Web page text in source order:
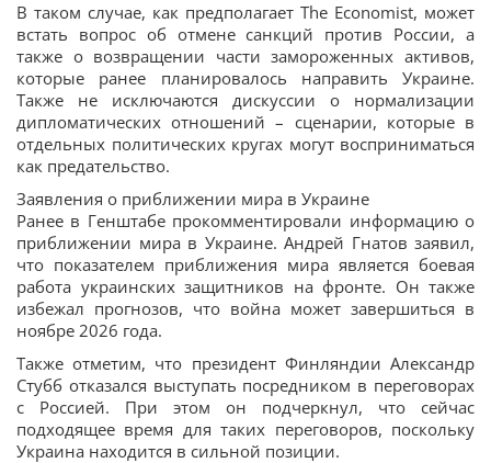
В таком случае, как предполагает The Economist, может
встать вопрос об отмене санкций против России, а
также о возвращении части замороженных активов,
которые ранее планировалось направить Украине.
Также не исключаются дискуссии о нормализации
дипломатических отношений – сценарии, которые в
отдельных политических кругах могут восприниматься
как предательство.
Заявления о приближении мира в Украине
Ранее в Генштабе прокомментировали информацию о
приближении мира в Украине. Андрей Гнатов заявил,
что показателем приближения мира является боевая
работа украинских защитников на фронте. Он также
избежал прогнозов, что война может завершиться в
ноябре 2026 года.
Также отметим, что президент Финляндии Александр
Стубб отказался выступать посредником в переговорах
с Россией. При этом он подчеркнул, что сейчас
подходящее время для таких переговоров, поскольку
Украина находится в сильной позиции.